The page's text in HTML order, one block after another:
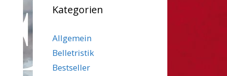
Kategorien
Allgemein
Belletristik
Bestseller